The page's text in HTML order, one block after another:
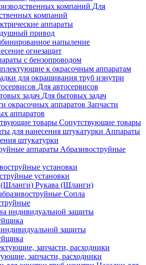
Для
компаний
аппараты
привод
напыление
огнезащит
с бензопроводом
к окрасочным аппаратам
для окрашивания труб изнутри
Для автосервисов
Для бытовых задач
Запчасти
аппаратов
Сопутствующие товары
Аппараты
штукатурки
Aбразивоструйные
установки
Рукава (Шланги)
Сопла
защиты
запчасти, расходники